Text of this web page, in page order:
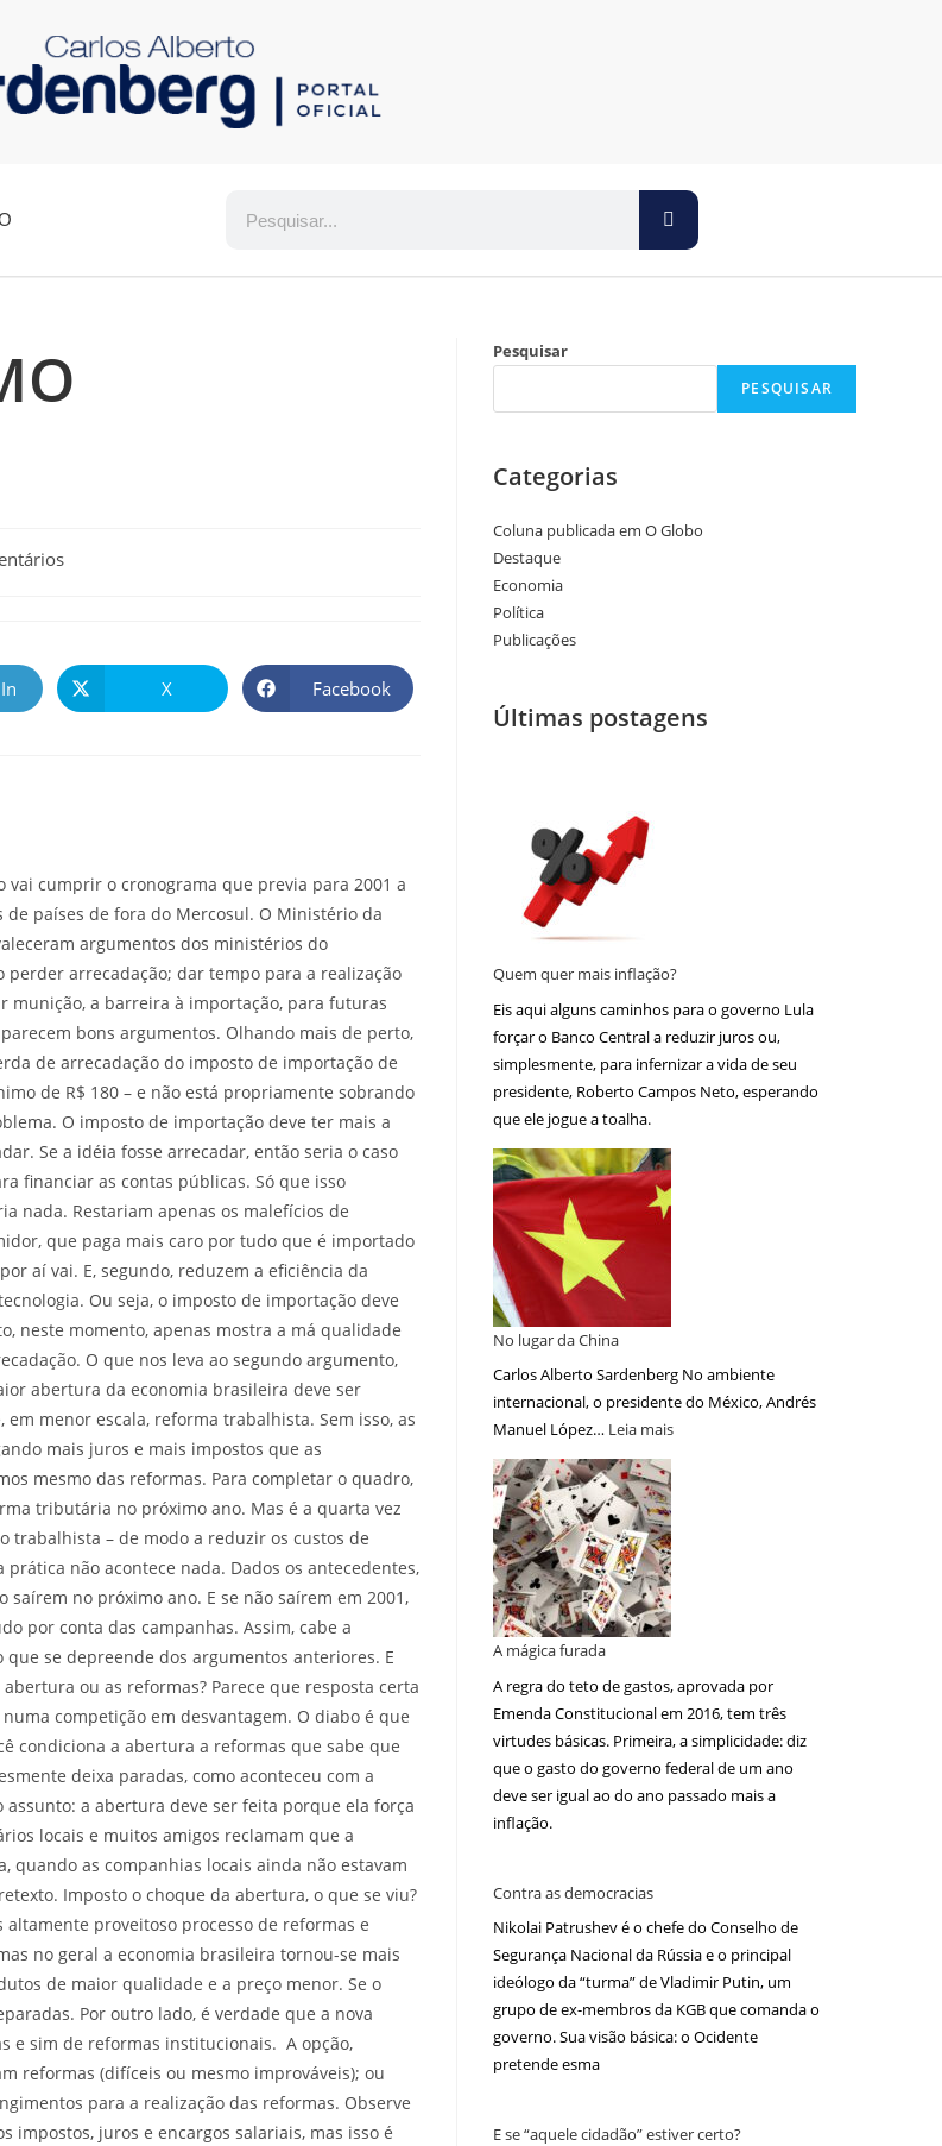
X Facebook
vai cumprir o cronograma que previa para 2001 a
países de fora do Mercosul. O Ministério da
argumentos dos ministérios do
perder arrecadação; dar tempo para a realização
munição, a barreira à importação, para futuras
bons argumentos. Olhando mais de perto,
de arrecadação do imposto de importação de
de R$ 180 – e não está propriamente sobrando
O imposto de importação deve ter mais a
Se a idéia fosse arrecadar, então seria o caso
financiar as contas públicas. Só que isso
nada. Restariam apenas os malefícios de
que paga mais caro por tudo que é importado
aí vai. E, segundo, reduzem a eficiência da
Ou seja, o imposto de importação deve
neste momento, apenas mostra a má qualidade
O que nos leva ao segundo argumento,
abertura da economia brasileira deve ser
menor escala, reforma trabalhista. Sem isso, as
mais juros e mais impostos que as
mesmo das reformas. Para completar o quadro,
tributária no próximo ano. Mas é a quarta vez
trabalhista – de modo a reduzir os custos de
não acontece nada. Dados os antecedentes,
no próximo ano. E se não saírem em 2001,
por conta das campanhas. Assim, cabe a
se depreende dos argumentos anteriores. E
ou as reformas? Parece que resposta certa
competição em desvantagem. O diabo é que
condiciona a abertura a reformas que sabe que
deixa paradas, como aconteceu com a
a abertura deve ser feita porque ela força
locais e muitos amigos reclamam que a
as companhias locais ainda não estavam
Imposto o choque da abertura, o que se viu?
proveitoso processo de reformas e
no geral a economia brasileira tornou-se mais
de maior qualidade e a preço menor. Se o
Por outro lado, é verdade que a nova
e sim de reformas institucionais. A opção,
reformas (difíceis ou mesmo improváveis); ou
para a realização das reformas. Observe
impostos, juros e encargos salariais, mas isso é
Pesquisar
PESQUISAR
Categorias
Coluna publicada em O Globo
Destaque
Economia
Política
Publicações
Últimas postagens
Quem quer mais inflação?
Eis aqui alguns caminhos para o governo Lula
forçar o Banco Central a reduzir juros ou,
simplesmente, para infernizar a vida de seu
presidente, Roberto Campos Neto, esperando
que ele jogue a toalha.
No lugar da China
Carlos Alberto Sardenberg No ambiente
internacional, o presidente do México, Andrés
Manuel López… Leia mais
A mágica furada
A regra do teto de gastos, aprovada por
Emenda Constitucional em 2016, tem três
virtudes básicas. Primeira, a simplicidade: diz
que o gasto do governo federal de um ano
deve ser igual ao do ano passado mais a
inflação.
Contra as democracias
Nikolai Patrushev é o chefe do Conselho de
Segurança Nacional da Rússia e o principal
ideólogo da “turma” de Vladimir Putin, um
grupo de ex-membros da KGB que comanda o
governo. Sua visão básica: o Ocidente
pretende esma
E se “aquele cidadão” estiver certo?